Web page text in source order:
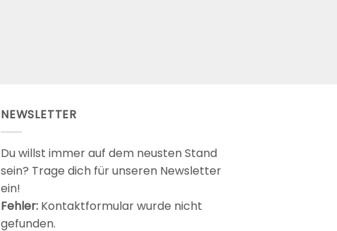
NEWSLETTER
Du willst immer auf dem neusten Stand
sein? Trage dich für unseren Newsletter
ein!
Fehler: Kontaktformular wurde nicht
gefunden.